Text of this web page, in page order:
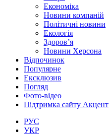
Економіка
Новини компаній
Політичні новини
Екологія
Здоров’я
Новини Херсона
Відпочинок
Популярне
Ексклюзив
Погляд
Фото-відео
Підтримка сайту Акцент
РУС
УКР